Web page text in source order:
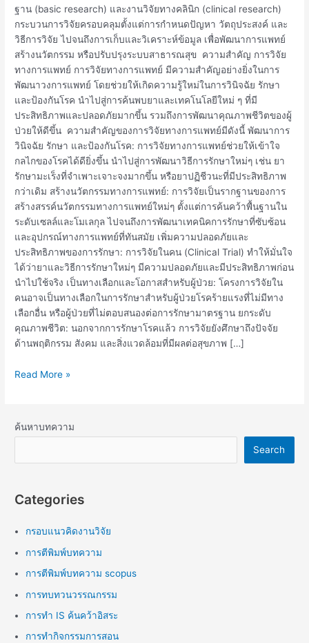
ฐาน (basic research) และงานวิจัยทางคลินิก (clinical research)
กระบวนการวิจัยครอบคลุมตั้งแต่การกำหนดปัญหา วัตถุประสงค์ และ
วิธีการวิจัย ไปจนถึงการเก็บและวิเคราะห์ข้อมูล เพื่อพัฒนาการแพทย์
สร้างนวัตกรรม หรือปรับปรุงระบบสาธารณสุข ความสำคัญ การวิจัย
ทางการแพทย์ การวิจัยทางการแพทย์ มีความสำคัญอย่างยิ่งในการ
พัฒนาวงการแพทย์ โดยช่วยให้เกิดความรู้ใหม่ในการวินิจฉัย รักษา
และป้องกันโรค นำไปสู่การค้นพบยาและเทคโนโลยีใหม่ ๆ ที่มี
ประสิทธิภาพและปลอดภัยมากขึ้น รวมถึงการพัฒนาคุณภาพชีวิตของผู้
ป่วยให้ดีขึ้น ความสำคัญของการวิจัยทางการแพทย์มีดังนี้ พัฒนาการ
วินิจฉัย รักษา และป้องกันโรค: การวิจัยทางการแพทย์ช่วยให้เข้าใจ
กลไกของโรคได้ดียิ่งขึ้น นำไปสู่การพัฒนาวิธีการรักษาใหม่ๆ เช่น ยา
รักษามะเร็งที่จำเพาะเจาะจงมากขึ้น หรือยาปฏิชีวนะที่มีประสิทธิภาพ
กว่าเดิม สร้างนวัตกรรมทางการแพทย์: การวิจัยเป็นรากฐานของการ
สร้างสรรค์นวัตกรรมทางการแพทย์ใหม่ๆ ตั้งแต่การค้นคว้าพื้นฐานใน
ระดับเซลล์และโมเลกุล ไปจนถึงการพัฒนาเทคนิคการรักษาที่ซับซ้อน
และอุปกรณ์ทางการแพทย์ที่ทันสมัย เพิ่มความปลอดภัยและ
ประสิทธิภาพของการรักษา: การวิจัยในคน (Clinical Trial) ทำให้มั่นใจ
ได้ว่ายาและวิธีการรักษาใหม่ๆ มีความปลอดภัยและมีประสิทธิภาพก่อน
นำไปใช้จริง เป็นทางเลือกและโอกาสสำหรับผู้ป่วย: โครงการวิจัยใน
คนอาจเป็นทางเลือกในการรักษาสำหรับผู้ป่วยโรคร้ายแรงที่ไม่มีทาง
เลือกอื่น หรือผู้ป่วยที่ไม่ตอบสนองต่อการรักษามาตรฐาน ยกระดับ
คุณภาพชีวิต: นอกจากการรักษาโรคแล้ว การวิจัยยังศึกษาถึงปัจจัย
ด้านพฤติกรรม สังคม และสิ่งแวดล้อมที่มีผลต่อสุขภาพ […]
Read More »
ค้นหาบทความ
Search
Categories
กรอบแนวคิดงานวิจัย
การตีพิมพ์บทความ
การตีพิมพ์บทความ scopus
การทบทวนวรรณกรรม
การทำ IS ค้นคว้าอิสระ
การทำกิจกรรมการสอน